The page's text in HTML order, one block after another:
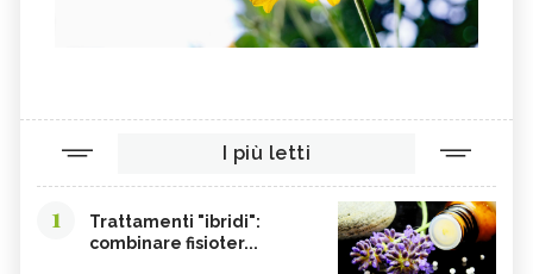
I più letti
1
Trattamenti "ibridi":
combinare fisioter...